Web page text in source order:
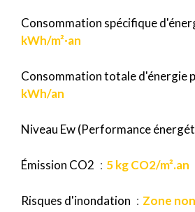
Consommation spécifique
kWh/m²·an
Consommation totale d'énergie
kWh/an
Niveau Ew (Performance
Émission CO2 5 kg CO2/m².an
Risques d'inondation Zone